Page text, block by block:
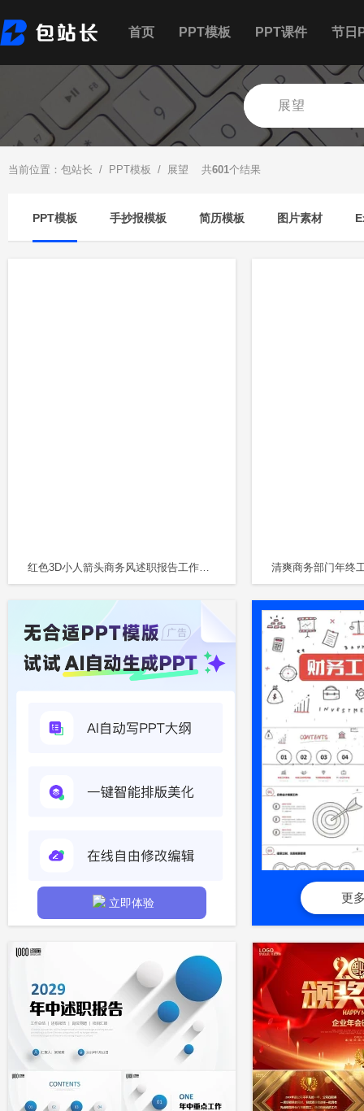
首页 PPT模板 PPT课件 节日
当前位置： 包站长 / PPT模板 / 展望 共601个结果
PPT模板 手抄报模板 简历模板 图片素材
红色3D小人箭头商务风述职报告工作总结PPT
立即体验 更